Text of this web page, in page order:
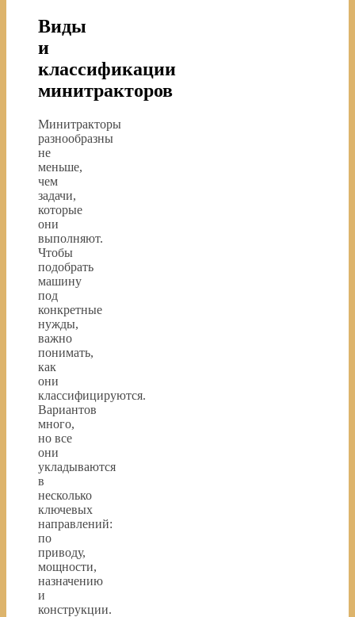
Виды
и
классификации
минитракторов
Минитракторы
разнообразны
не
меньше,
чем
задачи,
которые
они
выполняют.
Чтобы
подобрать
машину
под
конкретные
нужды,
важно
понимать,
как
они
классифицируются.
Вариантов
много,
но все
они
укладываются
в
несколько
ключевых
направлений:
по
приводу,
мощности,
назначению
и
конструкции.